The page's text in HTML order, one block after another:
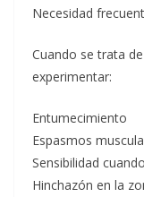
Necesidad
Cuando se trata de
experimentar:
Entumecimiento
Espasmos
Sensibilidad
Hinchazón en la